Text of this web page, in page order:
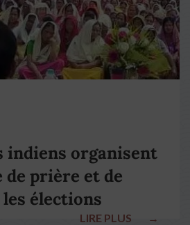
indiens organisent
de prière et de
élections
LIRE PLUS →